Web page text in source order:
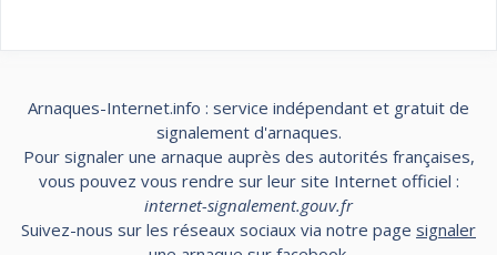
Arnaques-Internet.info : service indépendant et gratuit de
signalement d'arnaques.
Pour signaler une arnaque auprès des autorités françaises,
vous pouvez vous rendre sur leur site Internet officiel :
internet-signalement.gouv.fr
Suivez-nous sur les réseaux sociaux via notre page signaler